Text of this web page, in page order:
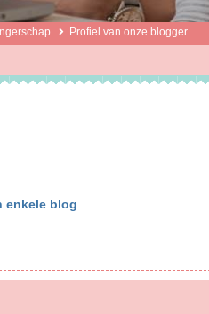
Profiel van onze blogger
enkele blog